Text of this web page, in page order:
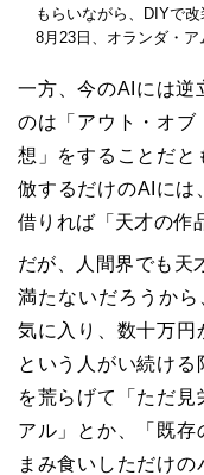
もらいながら、DIYで
8月23日、オランダ・
一方、今のAIには逆
のは「アウト・オブ
想」をすることだと
倣するだけのAIには
借りれば「天才の作
だが、人間界でも天
満たないだろうか
気に入り、数十万円
という人がい続け
を荒らげて「ただ見
アル」とか、「既存
まみ食いしただけ